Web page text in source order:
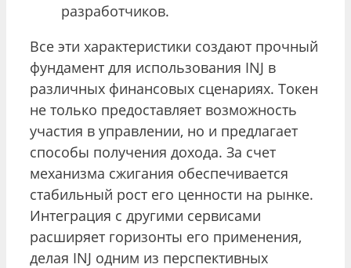
разработчиков.
Все эти характеристики создают прочный
фундамент для использования INJ в
различных финансовых сценариях. Токен
не только предоставляет возможность
участия в управлении, но и предлагает
способы получения дохода. За счет
механизма сжигания обеспечивается
стабильный рост его ценности на рынке.
Интеграция с другими сервисами
расширяет горизонты его применения,
делая INJ одним из перспективных